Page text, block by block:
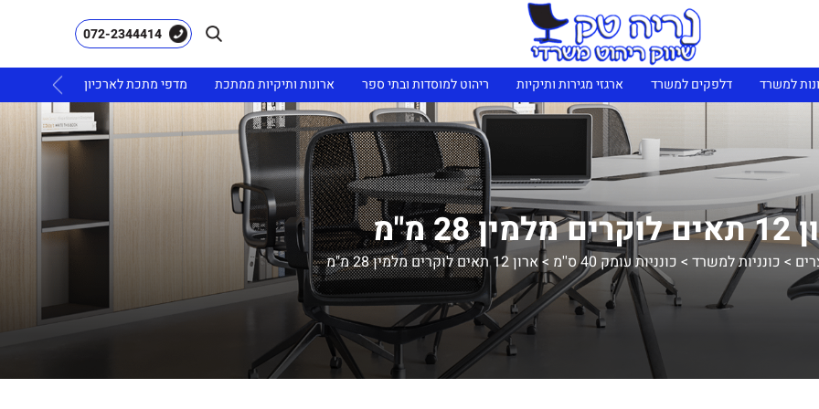
072-2344414
למשרד דלפקים למשרד ארגזי מגירות ותיקיות ריהוט למוסדות ובתי ספר ארונות ותיקיות ממתכת מדפי מתכת לארכיון ריהוט
28 מ"מ
> כונניות למשרד > כונניות עומק 40 ס''מ >ארון 12 תאים לוקרים מלמין 28 מ"מ